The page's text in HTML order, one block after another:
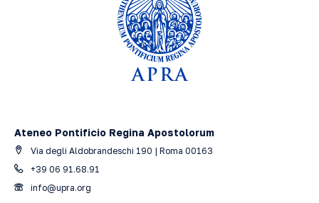
Ateneo Pontificio Regina Apostolorum
Via degli Aldobrandeschi 190 | Roma 00163
+39 06 91.68.91
info@upra.org